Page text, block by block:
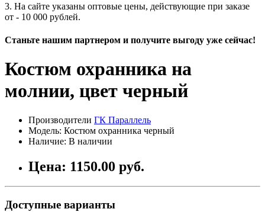
3. На сайте указаны оптовые цены, действующие при заказе
от - 10 000 рублей.
Станьте нашим партнером и получите выгоду уже сейчас!
Костюм охранника на
молнии, цвет черный
Производители ГК Параллель
Модель: Костюм охранника черный
Наличие: В наличии
Цена: 1150.00 руб.
Доступные варианты